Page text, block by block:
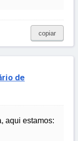
copiar
de
aqui estamos: